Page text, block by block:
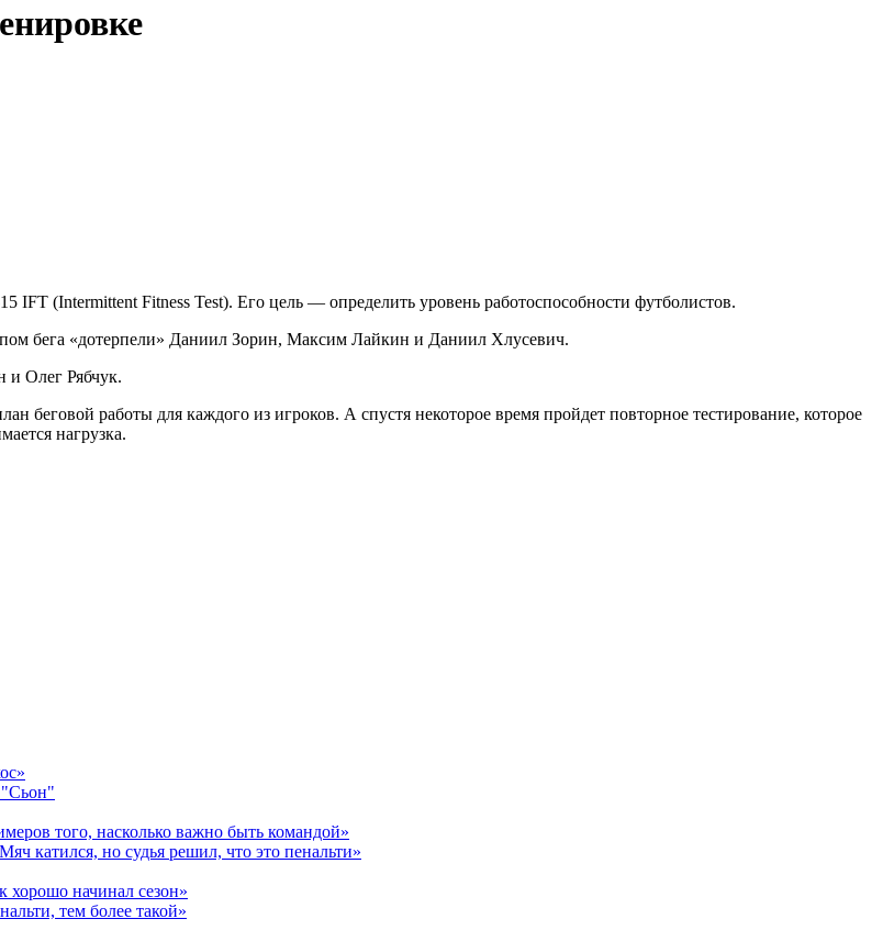
IFT (Intermittent Fitness Test). Его цель — определить уровень работоспособности футболистов.
бега «дотерпели» Даниил Зорин, Максим Лайкин и Даниил Хлусевич.
и Олег Рябчук.
беговой работы для каждого из игроков. А спустя некоторое время пройдет повторное тестирование, которое
нагрузка.
"Сьон"
того, насколько важно быть командой»
катился, но судья решил, что это пенальти»
начинал сезон»
тем более такой»